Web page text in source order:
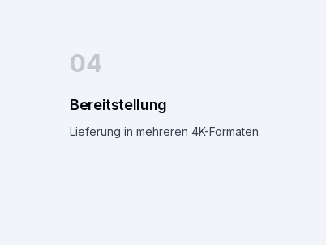
04
Bereitstellung
Lieferung in mehreren 4K-Formaten.